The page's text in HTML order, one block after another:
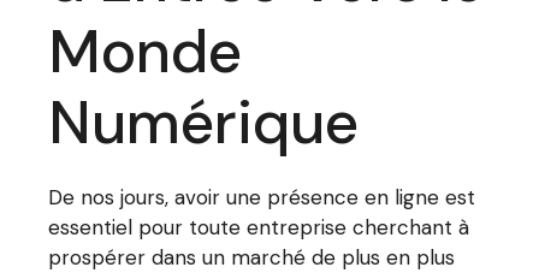
Monde
Numérique
De nos jours, avoir une présence en ligne est
essentiel pour toute entreprise cherchant à
prospérer dans un marché de plus en plus